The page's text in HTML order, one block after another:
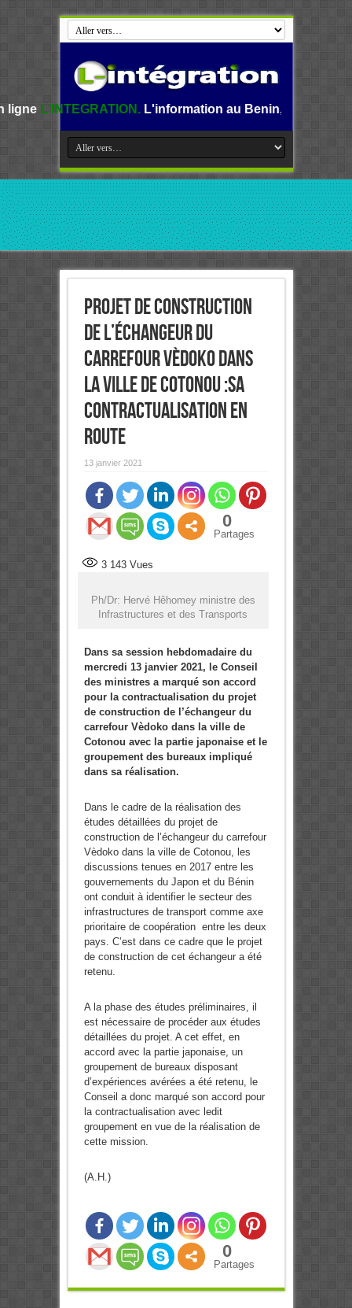
L'information au Benin, en Afrique et dans le
Projet de construction
de l’échangeur du
carrefour Vèdoko dans
la ville de Cotonou :Sa
contractualisation en
route
13 janvier 2021
0
Partages
3 143Vues
Ph/Dr: Hervé Hêhomey ministre des
Infrastructures et des Transports
Dans sa session hebdomadaire du
mercredi 13 janvier 2021, le Conseil
des ministres a marqué son accord
pour la contractualisation du projet
de construction de l’échangeur du
carrefour Vèdoko dans la ville de
Cotonou avec la partie japonaise et le
groupement des bureaux impliqué
dans sa réalisation.
Dans le cadre de la réalisation des
études détaillées du projet de
construction de l’échangeur du carrefour
Vèdoko dans la ville de Cotonou, les
discussions tenues en 2017 entre les
gouvernements du Japon et du Bénin
ont conduit à identifier le secteur des
infrastructures de transport comme axe
prioritaire de coopération entre les deux
pays. C’est dans ce cadre que le projet
de construction de cet échangeur a été
retenu.
A la phase des études préliminaires, il
est nécessaire de procéder aux études
détaillées du projet. A cet effet, en
accord avec la partie japonaise, un
groupement de bureaux disposant
d’expériences avérées a été retenu, le
Conseil a donc marqué son accord pour
la contractualisation avec ledit
groupement en vue de la réalisation de
cette mission.
(A.H.)
0
Partages